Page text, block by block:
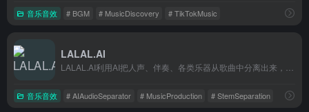
音乐音效 # BGM # MusicDiscovery # TikTokMusic
LALAL.AI
音乐音效 # AIAudioSeparator # MusicProduction # StemSeparation